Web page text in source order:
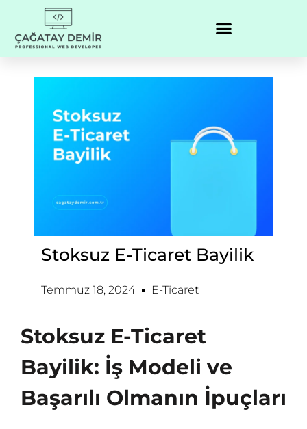
Stoksuz E-Ticaret Bayilik
Temmuz 18, 2024 E-Ticaret
Stoksuz E-Ticaret
Bayilik: İş Modeli ve
Başarılı Olmanın İpuçları